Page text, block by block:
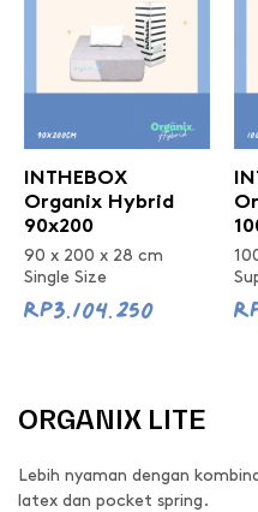
INTHEBOX
Organix Hybrid
90x200
90 x 200 x 28 cm
Single Size
Rp3.104.250
ORGANIX LITE
Lebih nyaman dengan
latex dan pocket spring.